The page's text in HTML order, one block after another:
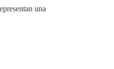
una